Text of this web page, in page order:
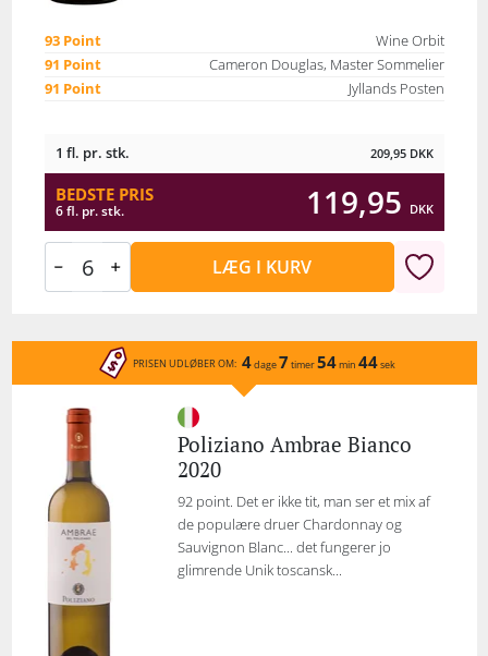
93 Point
Wine Orbit
91 Point
Cameron Douglas, Master Sommelier
91 Point
Jyllands Posten
1 fl. pr. stk. 209,95 DKK
BEDSTE PRIS
6 fl. pr. stk. 119,95 DKK
LÆG I KURV
PRISEN UDLØBER OM: 4dage7 timer54min 44sek
Poliziano Ambrae Bianco
2020
92 point. Det er ikke tit, man ser et mix af
de populære druer Chardonnay og
Sauvignon Blanc... det fungerer jo
glimrende Unik toscansk...